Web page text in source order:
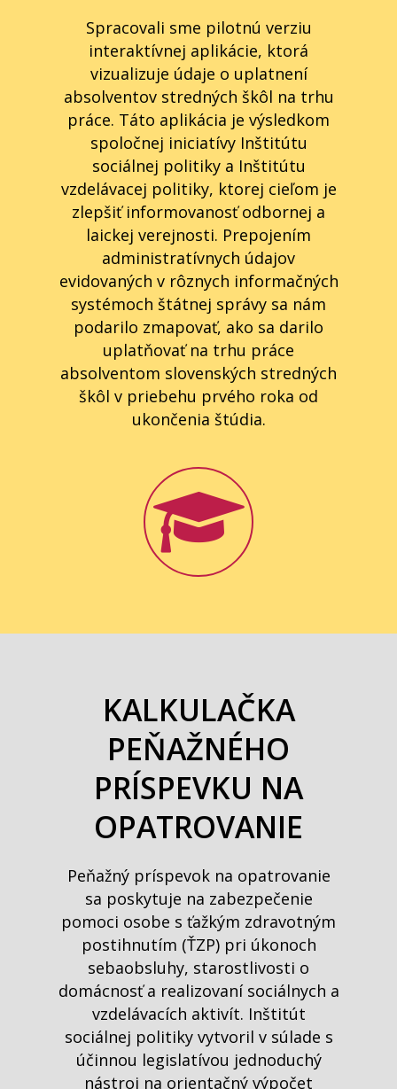
Spracovali sme pilotnú verziu
interaktívnej aplikácie, ktorá
vizualizuje údaje o uplatnení
absolventov stredných škôl na trhu
práce. Táto aplikácia je výsledkom
spoločnej iniciatívy Inštitútu
sociálnej politiky a Inštitútu
vzdelávacej politiky, ktorej cieľom je
zlepšiť informovanosť odbornej a
laickej verejnosti. Prepojením
administratívnych údajov
evidovaných v rôznych informačných
systémoch štátnej správy sa nám
podarilo zmapovať, ako sa darilo
uplatňovať na trhu práce
absolventom slovenských stredných
škôl v priebehu prvého roka od
ukončenia štúdia.
KALKULAČKA
PEŇAŽNÉHO
PRÍSPEVKU NA
OPATROVANIE
Peňažný príspevok na opatrovanie
sa poskytuje na zabezpečenie
pomoci osobe s ťažkým zdravotným
postihnutím (ŤZP) pri úkonoch
sebaobsluhy, starostlivosti o
domácnosť a realizovaní sociálnych a
vzdelávacích aktivít. Inštitút
sociálnej politiky vytvoril v súlade s
účinnou legislatívou jednoduchý
nástroj na orientačný výpočet